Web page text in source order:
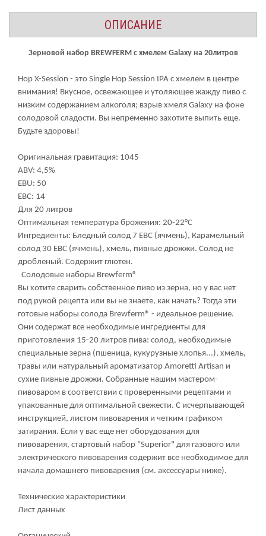
ОПИСАНИЕ
Зерновой набор BREWFERM с хмелем Galaxy на 20литров
Hop X-Session - это Single Hop Session IPA с хмелем в центре
внимания! Вкусное, освежающее и утоляющее жажду пиво с
низким содержанием алкоголя; взрыв хмеля Galaxy на фоне
солодовой сладости. Вы непременно захотите выпить еще.
Будьте здоровы!
Оригинальная гравитация: 1045
ABV: 4,5%
EBU: 50
EBC: 14
Для 20 литров
Оптимальная температура брожения: 20-22°C
Ингредиенты: Бледный солод 7 EBC (ячмень), Карамельный
солод 30 EBC (ячмень), хмель, пивные дрожжи. Солод не
дробленый. Содержит глютен.
Солодовые наборы Brewferm®
Вы хотите сварить собственное пиво из зерна, но у вас нет
под рукой рецепта или вы не знаете, как начать? Тогда эти
готовые наборы солода Brewferm® - идеальное решение.
Они содержат все необходимые ингредиенты для
приготовления 15-20 литров пива: солод, необходимые
специальные зерна (пшеница, кукурузные хлопья...), хмель,
травы или натуральный ароматизатор Amoretti Artisan и
сухие пивные дрожжи. Собранные нашим мастером-
пивоваром в соответствии с проверенными рецептами и
упакованные для оптимальной свежести. С исчерпывающей
инструкцией, листом пивоварения и четким графиком
затирания. Если у вас еще нет оборудования для
пивоварения, стартовый набор "Superior" для газового или
электрического пивоварения содержит все необходимое для
начала домашнего пивоварения (см. аксессуары ниже).
Технические характеристики
Лист данных